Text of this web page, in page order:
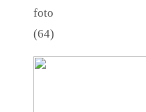
foto
(64)